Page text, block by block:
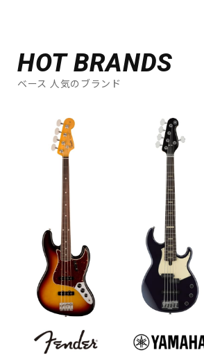
HOT BRANDS
ベース 人気のブランド